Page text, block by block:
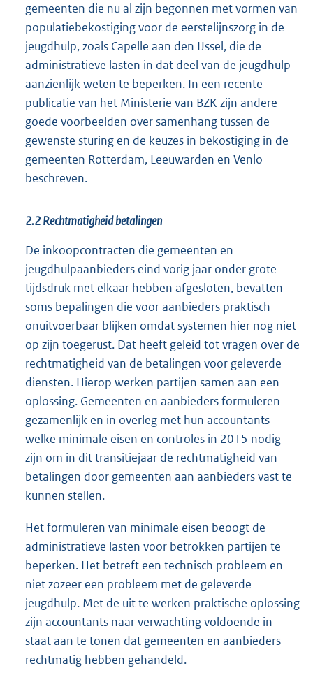
gemeenten die nu al zijn begonnen met vormen van
populatiebekostiging voor de eerstelijnszorg in de
jeugdhulp, zoals Capelle aan den IJssel, die de
administratieve lasten in dat deel van de jeugdhulp
aanzienlijk weten te beperken. In een recente
publicatie van het Ministerie van BZK zijn andere
goede voorbeelden over samenhang tussen de
gewenste sturing en de keuzes in bekostiging in de
gemeenten Rotterdam, Leeuwarden en Venlo
beschreven.
2.2 Rechtmatigheid betalingen
De inkoopcontracten die gemeenten en
jeugdhulpaanbieders eind vorig jaar onder grote
tijdsdruk met elkaar hebben afgesloten, bevatten
soms bepalingen die voor aanbieders praktisch
onuitvoerbaar blijken omdat systemen hier nog niet
op zijn toegerust. Dat heeft geleid tot vragen over de
rechtmatigheid van de betalingen voor geleverde
diensten. Hierop werken partijen samen aan een
oplossing. Gemeenten en aanbieders formuleren
gezamenlijk en in overleg met hun accountants
welke minimale eisen en controles in 2015 nodig
zijn om in dit transitiejaar de rechtmatigheid van
betalingen door gemeenten aan aanbieders vast te
kunnen stellen.
Het formuleren van minimale eisen beoogt de
administratieve lasten voor betrokken partijen te
beperken. Het betreft een technisch probleem en
niet zozeer een probleem met de geleverde
jeugdhulp. Met de uit te werken praktische oplossing
zijn accountants naar verwachting voldoende in
staat aan te tonen dat gemeenten en aanbieders
rechtmatig hebben gehandeld.